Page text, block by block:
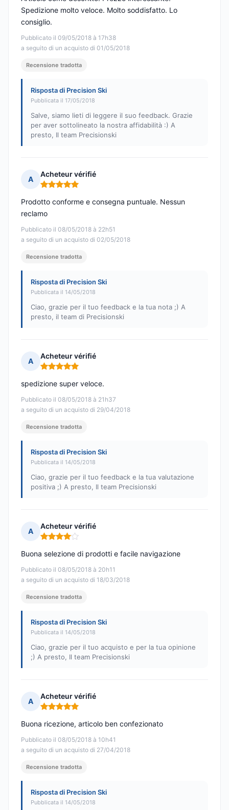
Pubblicato il 09/05/2018 à 17h38
a seguito di un acquisto di 01/05/2018
Spedizione molto veloce. Molto soddisfatto. Lo
consiglio.
Recensione tradotta
Risposta di Precision Ski
Pubblicata il 17/05/2018
Salve, siamo lieti di leggere il suo feedback. Grazie
per aver sottolineato la nostra affidabilità :) A
presto, Il team Precisionski
A
Acheteur vérifié
Nota: 5 su 5
Pubblicato il 08/05/2018 à 22h51
a seguito di un acquisto di 02/05/2018
Prodotto conforme e consegna puntuale. Nessun
reclamo
Recensione tradotta
Risposta di Precision Ski
Pubblicata il 14/05/2018
Ciao, grazie per il tuo feedback e la tua nota ;) A
presto, il team di Precisionski
A
Acheteur vérifié
Nota: 5 su 5
Pubblicato il 08/05/2018 à 21h37
a seguito di un acquisto di 29/04/2018
spedizione super veloce.
Recensione tradotta
Risposta di Precision Ski
Pubblicata il 14/05/2018
Ciao, grazie per il tuo feedback e la tua valutazione
positiva ;) A presto, Il team Precisionski
A
Acheteur vérifié
Nota: 4 su 5
Pubblicato il 08/05/2018 à 20h11
a seguito di un acquisto di 18/03/2018
Buona selezione di prodotti e facile navigazione
Recensione tradotta
Risposta di Precision Ski
Pubblicata il 14/05/2018
Ciao, grazie per il tuo acquisto e per la tua opinione
;) A presto, Il team Precisionski
A
Acheteur vérifié
Nota: 5 su 5
Pubblicato il 08/05/2018 à 10h41
a seguito di un acquisto di 27/04/2018
Buona ricezione, articolo ben confezionato
Recensione tradotta
Risposta di Precision Ski
Pubblicata il 14/05/2018